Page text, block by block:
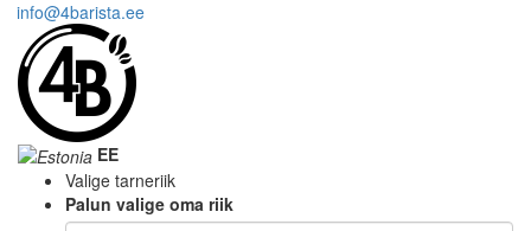
info@4barista.ee
EE
Valige tarneriik
Palun valige oma riik